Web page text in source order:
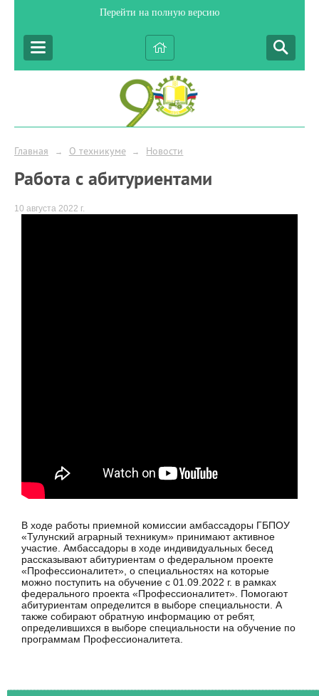
Перейти на полную версию
Главная → О техникуме → Новости
Работа с абитуриентами
10 августа 2022 г.
В ходе работы приемной комиссии амбассадоры ГБПОУ
«Тулунский аграрный техникум» принимают активное
участие. Амбассадоры в ходе индивидуальных бесед
рассказывают абитуриентам о федеральном проекте
«Профессионалитет», о специальностях на которые
можно поступить на обучение с 01.09.2022 г. в рамках
федерального проекта «Профессионалитет». Помогают
абитуриентам определится в выборе специальности. А
также собирают обратную информацию от ребят,
определившихся в выборе специальности на обучение по
программам Профессионалитета.